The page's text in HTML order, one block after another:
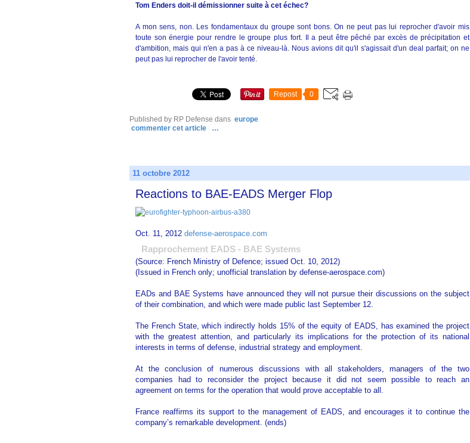
Tom Enders doit-il démissionner suite à cet échec?
A mon sens, non. Les fondamentaux du groupe sont bons. On ne peut pas lui reprocher d'avoir mis
toute son énergie pour rendre le groupe plus fort. Il a peut être pêché par excès de précipitation et
d'ambition, mais qui n'en a pas à ce niveau-là. Nous avions dit qu'il s'agissait d'un deal parfait; on ne
peut pas lui reprocher de l'avoir tenté.
Repost 0
Published by RP Defense dans europe
commenter cet article
…
11 octobre 2012
Reactions to BAE-EADS Merger Flop
Oct. 11, 2012 defense-aerospace.com
Rapprochement EADS - BAE Systems
(Source: French Ministry of Defence; issued Oct. 10, 2012)
(Issued in French only; unofficial translation by defense-aerospace.com)
EADs and BAE Systems have announced they will not pursue their discussions on the subject
of their combination, and which were made public last September 12.
The French State, which indirectly holds 15% of the equity of EADS, has examined the project
with the greatest attention, and particularly its implications for the protection of its national
interests in terms of defense, industrial strategy and employment.
At the conclusion of numerous discussions with all stakeholders, managers of the two
companies had to reconsider the project because it did not seem possible to reach an
agreement on terms for the operation that would prove acceptable to all.
France reaffirms its support to the management of EADS, and encourages it to continue the
company’s remarkable development. (ends)